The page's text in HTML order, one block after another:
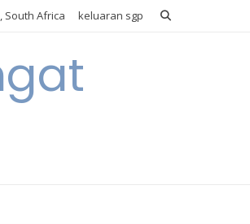
South Africa keluaran sgp